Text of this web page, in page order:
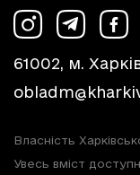
61002, м.
Власність
Увесь вміст